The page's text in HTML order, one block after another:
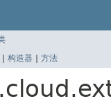
| 构造器 | 方法